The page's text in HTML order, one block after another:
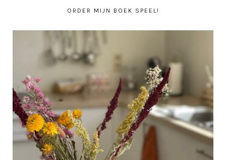
ORDER MIJN BOEK SPEEL!